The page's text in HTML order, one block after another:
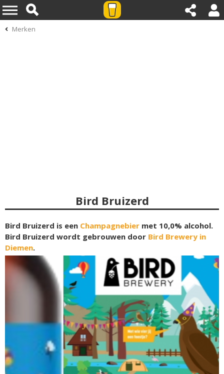
Merken
Bird Bruizerd
Bird Bruizerd is een Champagnebier met 10,0% alcohol.
Bird Bruizerd wordt gebrouwen door Bird Brewery in
Diemen.